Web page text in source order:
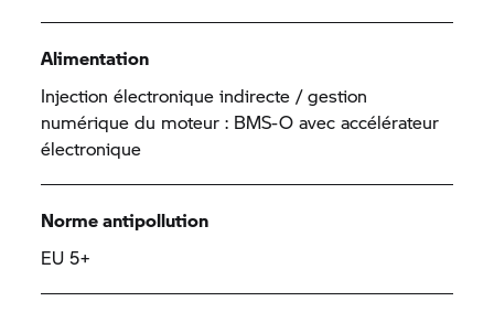
Alimentation
Injection électronique indirecte / gestion
numérique du moteur : BMS-O avec accélérateur
électronique
Norme antipollution
EU 5+